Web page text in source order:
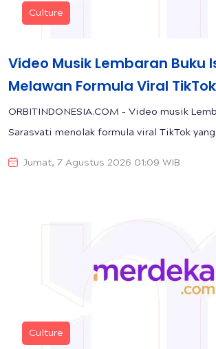
Culture
Video Musik Lembaran Buku
Melawan Formula Viral TikTok
ORBITINDONESIA.COM – Video musik
Sarasvati menolak formula viral TikTok yang
Jumat, 7 Agustus 2026 01:09 WIB
Culture